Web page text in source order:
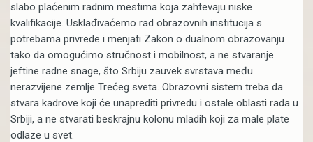
slabo plaćenim radnim mestima koja zahtevaju niske
kvalifikacije. Usklađivaćemo rad obrazovnih institucija s
potrebama privrede i menjati Zakon o dualnom obrazovanju
tako da omogućimo stručnost i mobilnost, a ne stvaranje
jeftine radne snage, što Srbiju zauvek svrstava među
nerazvijene zemlje Trećeg sveta. Obrazovni sistem treba da
stvara kadrove koji će unaprediti privredu i ostale oblasti rada u
Srbiji, a ne stvarati beskrajnu kolonu mladih koji za male plate
odlaze u svet.